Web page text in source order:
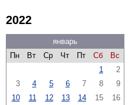
2022
январь
Пн
Вт Ср Чт Пт Сб
Вс
1
2
3
4 5 6 7 8
9
10
11 12 13 14 15
16